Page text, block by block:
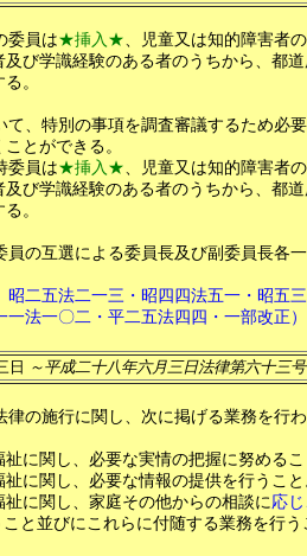
委員は★挿入★、児童又は知的障害者
び学識経験のある者のうちから、都
。
て、特別の事項を調査審議するため必
とができる。
委員は★挿入★、児童又は知的障害者
び学識経験のある者のうちから、都
。
員の互選による委員長及び副委員長各
昭二五法二一三・昭四四法五一・昭五
法一〇二・平二五法四四・一部改正）
日 ～平成二十八年六月三日法律第六十三
律の施行に関し、次に掲げる業務を行
祉に関し、必要な実情の把握に努める
祉に関し、必要な情報の提供を行うこと
祉に関し、家庭その他からの相談に応
と並びにこれらに付随する業務を行う